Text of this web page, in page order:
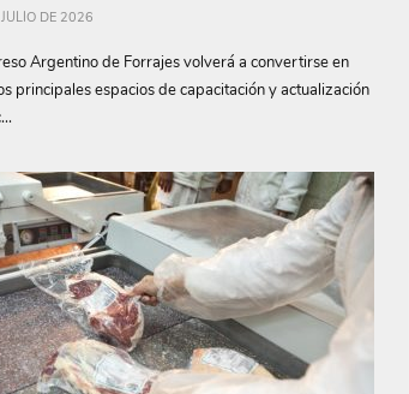
DE 2026
Argentino de Forrajes volverá a convertirse en
principales espacios de capacitación y actualización